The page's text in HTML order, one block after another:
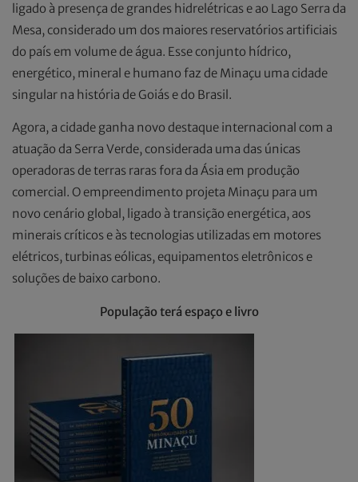
ligado à presença de grandes hidrelétricas e ao Lago Serra da
Mesa, considerado um dos maiores reservatórios artificiais
do país em volume de água. Esse conjunto hídrico,
energético, mineral e humano faz de Minaçu uma cidade
singular na história de Goiás e do Brasil.
Agora, a cidade ganha novo destaque internacional com a
atuação da Serra Verde, considerada uma das únicas
operadoras de terras raras fora da Ásia em produção
comercial. O empreendimento projeta Minaçu para um
novo cenário global, ligado à transição energética, aos
minerais críticos e às tecnologias utilizadas em motores
elétricos, turbinas eólicas, equipamentos eletrônicos e
soluções de baixo carbono.
População terá espaço e livro